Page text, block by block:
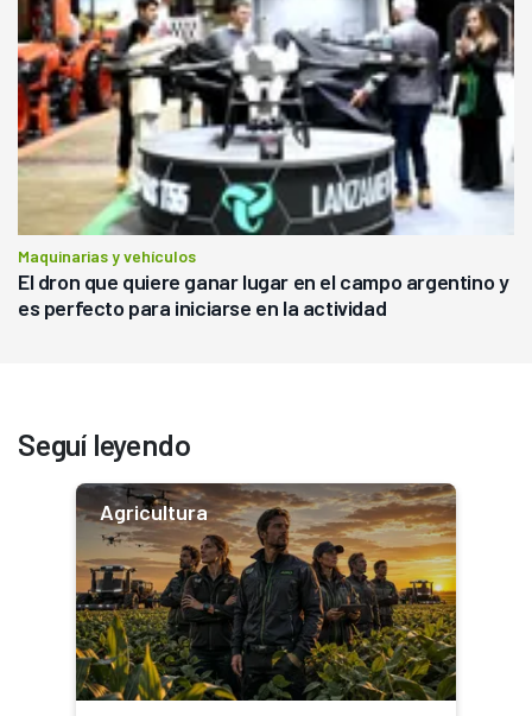
Maquinarias y vehículos
El dron que quiere ganar lugar en el campo argentino y
es perfecto para iniciarse en la actividad
Seguí leyendo
Agricultura